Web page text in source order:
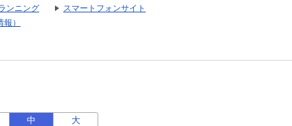
ンニング
スマートフォンサイト
）
中 大